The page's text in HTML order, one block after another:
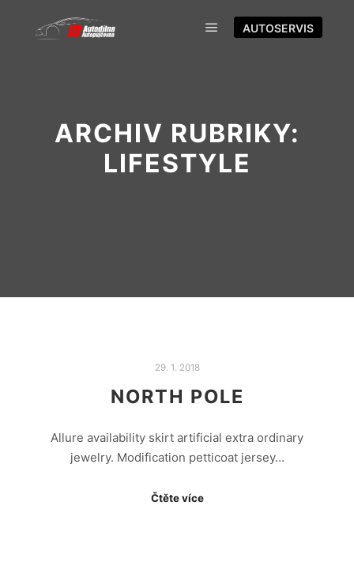
AUTOSERVIS
ARCHIV RUBRIKY:
LIFESTYLE
29. 1. 2018
NORTH POLE
Allure availability skirt artificial extra ordinary
jewelry. Modification petticoat jersey…
Čtěte více